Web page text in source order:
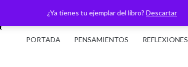
¿Ya tienes tu ejemplar del libro? Descartar
PORTADA
PENSAMIENTOS REFLEXIONES